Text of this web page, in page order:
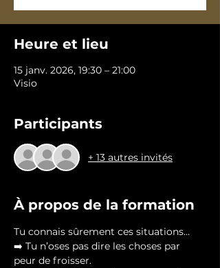
Heure et lieu
15 janv. 2026, 19:30 – 21:00
Visio
Participants
+ 13 autres invités
À propos de la formation
Tu connais sûrement ces situations…
➡️ Tu n’oses pas dire les choses par
peur de froisser.